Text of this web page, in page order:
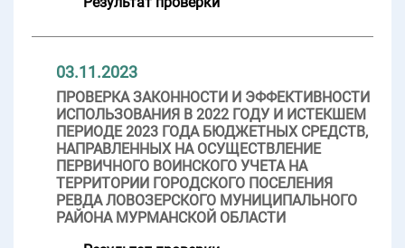
03.11.2023
ПРОВЕРКА ЗАКОННОСТИ И ЭФФЕКТИВНОСТИ
ИСПОЛЬЗОВАНИЯ В 2022 ГОДУ И ИСТЕКШЕМ
ПЕРИОДЕ 2023 ГОДА БЮДЖЕТНЫХ СРЕДСТВ,
НАПРАВЛЕННЫХ НА ОСУЩЕСТВЛЕНИЕ
ПЕРВИЧНОГО ВОИНСКОГО УЧЕТА НА
ТЕРРИТОРИИ ГОРОДСКОГО ПОСЕЛЕНИЯ
РЕВДА ЛОВОЗЕРСКОГО МУНИЦИПАЛЬНОГО
РАЙОНА МУРМАНСКОЙ ОБЛАСТИ